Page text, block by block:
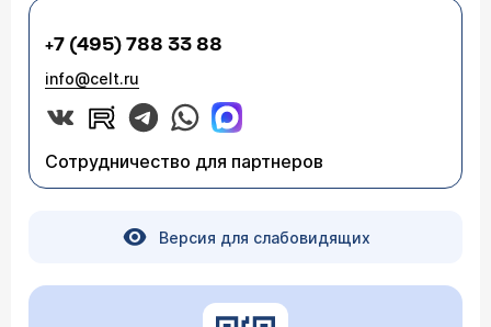
+7 (495) 788 33 88
info@celt.ru
Сотрудничество для партнеров
Версия для слабовидящих